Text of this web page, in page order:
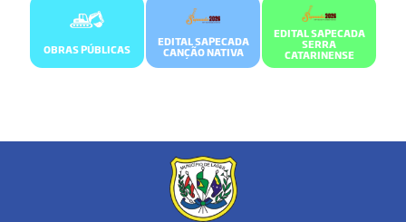
OBRAS PÚBLICAS
EDITAL SAPECADA
CANÇÃO NATIVA
EDITAL SAPECADA
SERRA
CATARINENSE